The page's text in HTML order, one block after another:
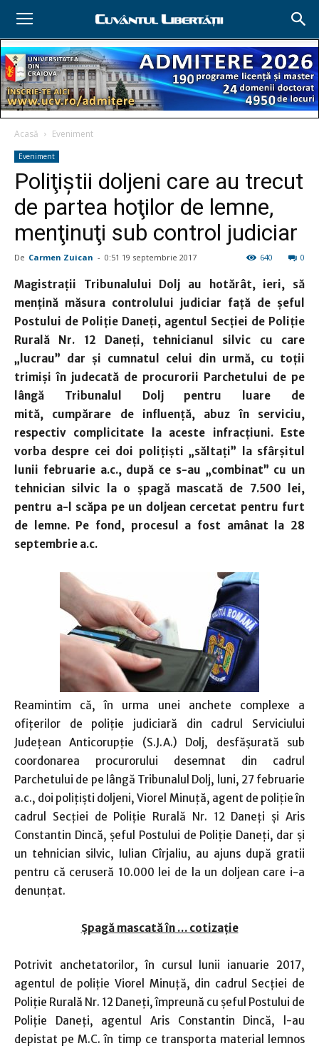
Acasă Eveniment
Eveniment
Poliţiştii doljeni care au trecut
de partea hoţilor de lemne,
menţinuţi sub control judiciar
De Carmen Zuican - 0:51 19 septembrie 2017 0
640
Magistraţii Tribunalului Dolj au hotărât, ieri, să
menţină măsura controlului judiciar faţă de şeful
Postului de Poliţie Daneţi, agentul Secţiei de Poliţie
Rurală Nr. 12 Daneţi, tehnicianul silvic cu care
„lucrau” dar şi cumnatul celui din urmă, cu toţii
trimişi în judecată de procurorii Parchetului de pe
lângă Tribunalul Dolj pentru luare de
mită, cumpărare de influenţă, abuz în serviciu,
respectiv complicitate la aceste infracţiuni. Este
vorba despre cei doi poliţişti „săltaţi” la sfârşitul
lunii februarie a.c., după ce s-au „combinat” cu un
tehnician silvic la o şpagă mascată de 7.500 lei,
pentru a-l scăpa pe un doljean cercetat pentru furt
de lemne. Pe fond, procesul a fost amânat la 28
septembrie a.c.
Reamintim că, în urma unei anchete complexe a
ofiţerilor de poliţie judiciară din cadrul Serviciului
Judeţean Anticorupţie (S.J.A.) Dolj, desfăşurată sub
coordonarea procurorului desemnat din cadrul
Parchetului de pe lângă Tribunalul Dolj, luni, 27 februarie
a.c., doi poliţişti doljeni, Viorel Minuţă, agent de poliţie în
cadrul Secţiei de Poliţie Rurală Nr. 12 Daneţi şi Aris
Constantin Dincă, şeful Postului de Poliţie Daneţi, dar şi
un tehnician silvic, Iulian Cîrjaliu, au ajuns după gratii
pentru că ceruseră 10.000 lei de la un doljean care i-a
denunţat.
Şpagă mascată în … cotizaţie
Potrivit anchetatorilor, în cursul lunii ianuarie 2017,
agentul de poliţie Viorel Minuţă, din cadrul Secţiei de
Poliţie Rurală Nr. 12 Daneţi, împreună cu şeful Postului de
Poliţie Daneţi, agentul Aris Constantin Dincă, l-au
depistat pe M.C. în timp ce transporta material lemnos